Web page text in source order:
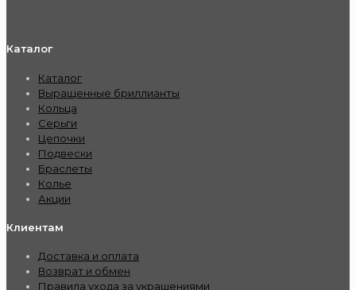
Каталог
Каталог
Выращенные бриллианты
Кольца
Серьги
Цепочки
Подвески
Браслеты
Колье
Акции
Клиентам
Доставка и оплата
Возврат и обмен
Правила ухода за украшениями